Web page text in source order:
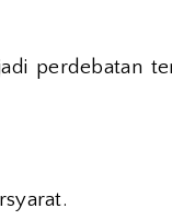
perdebatan